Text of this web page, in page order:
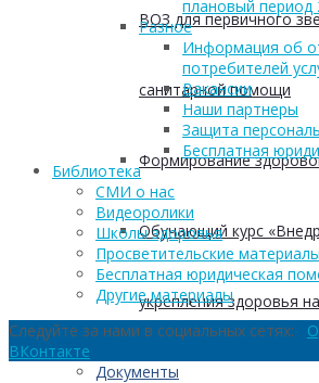
ВОЗ для первичного
санитарной помощи
Формирование
Обучающий курс
укрепления здоровья
Документы
плановый период
Разное
Информация об
потребителей
Вакансии
Наши партнеры
Защита
Бесплатная
Библиотека
СМИ о нас
Видеоролики
Школы здоровья
Просветительские
Бесплатная юридическая
Другие материалы
Следуйте за нами в социальных сетях:
ВКонтакте